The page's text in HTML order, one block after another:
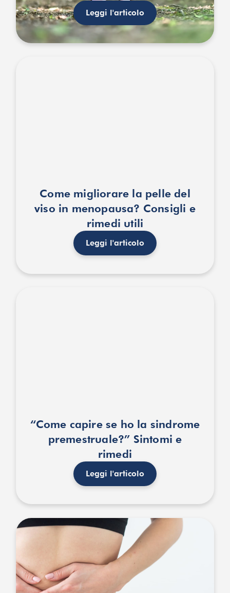
Leggi l'articolo
Come migliorare la pelle del
viso in menopausa? Consigli e
rimedi utili
Leggi l'articolo
“Come capire se ho la sindrome
premestruale?” Sintomi e
rimedi
Leggi l'articolo